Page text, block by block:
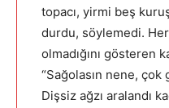
topacı, yirmi beş
durdu, söylemedi.
olmadığını gösteren
“Sağolasın nene,
Dişsiz ağzı aralandı